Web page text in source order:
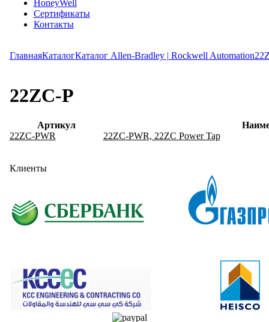
HoneyWell
Сертификаты
Контакты
ГлавнаяКаталогКаталог Allen-Bradley | Rockwell Automation
22ZC-P
Артикул
22ZC-PWR
22ZC-PWR, 22ZC Power Tap
Клиенты